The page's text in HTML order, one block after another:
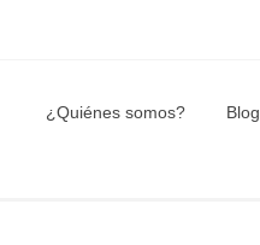
¿Quiénes somos? Blog